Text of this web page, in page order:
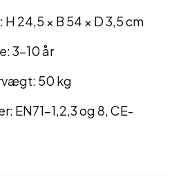
24,5 × B 54 × D 3,5 cm
3–10 år
50 kg
EN71-1,2,3 og 8, CE-